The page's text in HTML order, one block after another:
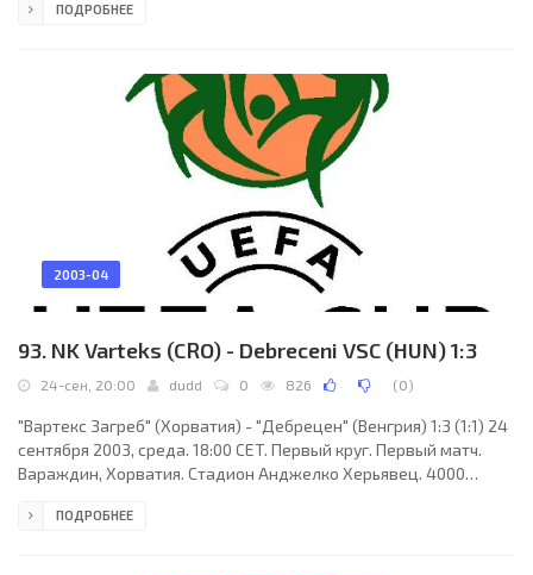
Маркку Тьенсу (Финляндия), Вилле Мантере (Финляндия).
(Игор Митрески, 46), Горан Тробок (Рикардо Соарес Флоренсио
Руссо, 84), Максим Калиниченко, Егор Титов
ПОДРОБНЕЕ
2003-04
93. NK Varteks (CRO) - Debreceni VSC (HUN) 1:3
24-сен, 20:00 dudd 0 826 (0)
"Вартекс Загреб" (Хорватия) - "Дебрецен" (Венгрия) 1:3 (1:1) 24
сентября 2003, среда. 18:00 CET. Первый круг. Первый матч.
Вараждин, Хорватия. Стадион Анджелко Херьявец. 4000
(Северная Ирландия), Дэвид Редферн (Северная Ирландия),
ПОДРОБНЕЕ